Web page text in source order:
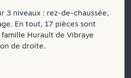
3 niveaux : rez-de-chaussée,
En tout, 17 pièces sont
Hurault de Vibraye
de droite.